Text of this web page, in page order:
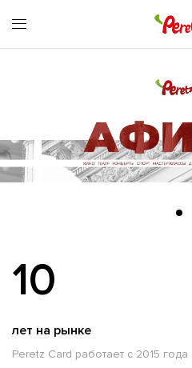
10
лет на рынке
Peretz Card работает с 2015 года